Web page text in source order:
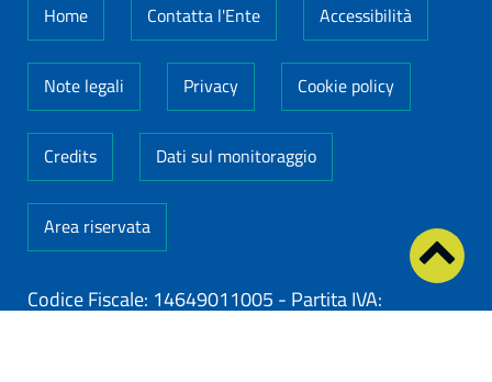
Home Contatta l'Ente Accessibilità
Note legali Privacy Cookie policy
Credits Dati sul monitoraggio
Area riservata
Codice Fiscale: 14649011005 - Partita IVA: